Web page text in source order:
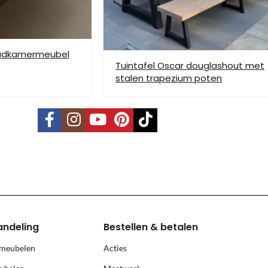
is per pallet en is op aanvraag.
Terschelling, Ameland,
Tuintafel Oscar douglashout met
stalen trapezium poten
Bestellen & betalen
Acties